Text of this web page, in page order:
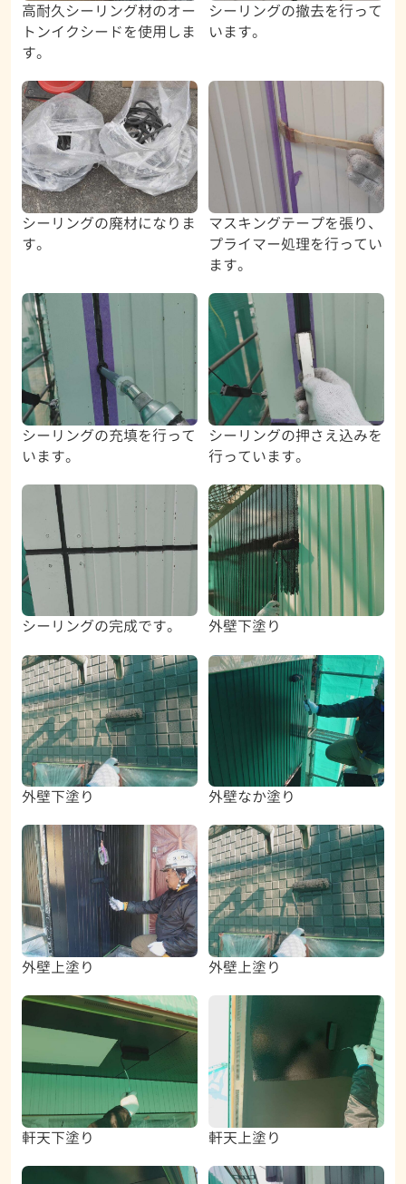
高耐久シーリング材のオー
トンイクシードを使用しま
す。
シーリングの撤去を行って
います。
シーリングの廃材になりま
す。
マスキングテープを張り、
プライマー処理を行ってい
ます。
シーリングの充填を行って
います。
シーリングの押さえ込みを
行っています。
シーリングの完成です。 外壁下塗り
外壁下塗り 外壁なか塗り
外壁上塗り 外壁上塗り
軒天下塗り 軒天上塗り